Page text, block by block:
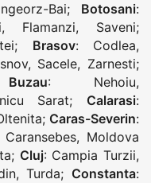
Bai; Botosani:
, Flamanzi, Saveni;
; Brasov: Codlea,
, Sacele, Zarnesti;
Buzau: Nehoiu,
Sarat; Calarasi:
; Caras-Severin:
Caransebes, Moldova
; Cluj: Campia Turzii,
,Turda; Constanta: